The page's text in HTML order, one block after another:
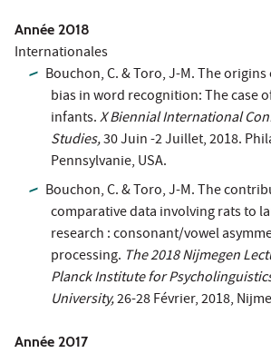
Année 2018
Internationales
Bouchon, C. & Toro, J-M. The
bias in word recognition: The case
infants.X Biennial International
Studies,30 Juin -2 Juillet, 2018.
Pennsylvanie, USA.
Bouchon, C. & Toro, J-M. The
comparative data involving rats to
research : consonant/vowel
processing. The 2018 Nijmegen
Planck Institute for
University,26-28 Février, 2018,
Année 2017